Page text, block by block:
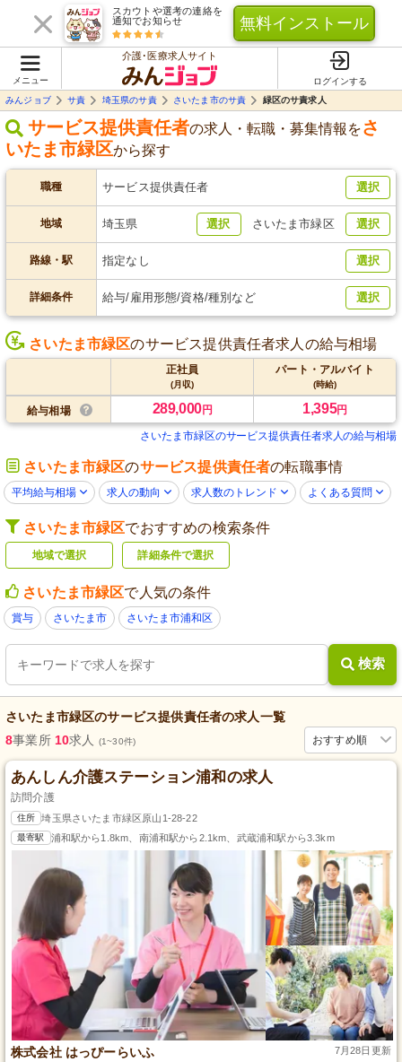
スカウトや選考の連絡を
通知でお知らせ
無料インストール
メニュー
介護･医療求人サイト
ログインする
みんジョブ
サ責 埼玉県のサ責 さいたま市のサ責 緑区のサ責求人
サービス提供責任者の求人・転職・募集情報をさ
いたま市緑区から探す
職種 サービス提供責任者 選択
地域 埼玉県 選択 さいたま市緑区 選択
路線・駅 指定なし 選択
詳細条件 給与/雇用形態/資格/種別など 選択
さいたま市緑区のサービス提供責任者求人の給与相場
正社員
(月収)
パート・アルバイト
(時給)
給与相場 289,000円 1,395円
さいたま市緑区のサービス提供責任者求人の給与相場
さいたま市緑区のサービス提供責任者の転職事情
平均給与相場 求人の動向 求人数のトレンド よくある質問
さいたま市緑区でおすすめの検索条件
地域で選択 詳細条件で選択
さいたま市緑区で人気の条件
賞与 さいたま市 さいたま市浦和区
検索
さいたま市緑区のサービス提供責任者の求人一覧
おすすめ順
8事業所 10求人 (1~30件)
あんしん介護ステーション浦和の求人
訪問介護
住所 埼玉県さいたま市緑区原山1-28-22
最寄駅 浦和駅から1.8km、南浦和駅から2.1km、武蔵浦和駅から3.3km
株式会社 はっぴーらいふ 7月28日更新